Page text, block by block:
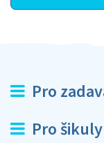
Pro
Pro šikuly